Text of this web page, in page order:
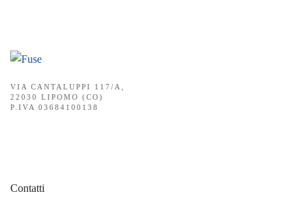
VIA CANTALUPPI 117/A,
22030 LIPOMO (CO)
P.IVA 03684100138
Contatti